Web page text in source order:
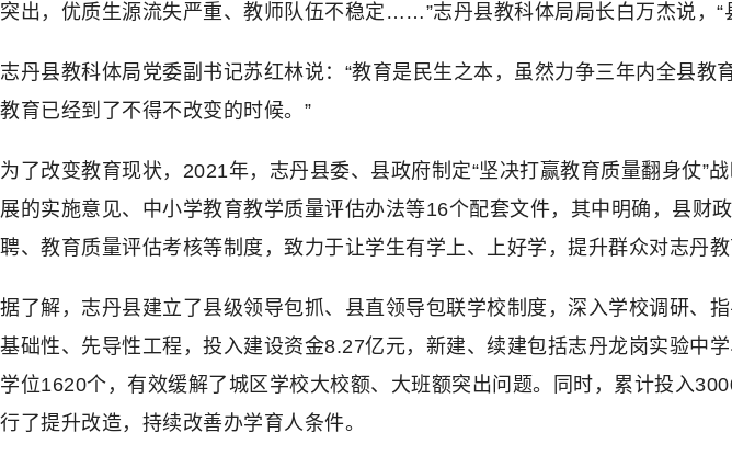
突出，优质生源流失严重、教师队伍不稳定……”志丹县教科体局局长白万杰说
志丹县教科体局党委副书记苏红林说：“教育是民生之本，虽然力争三年内全县
教育已经到了不得不改变的时候。”
为了改变教育现状，2021年，志丹县委、县政府制定“坚决打赢教育质量翻身仗”
展的实施意见、中小学教育教学质量评估办法等16个配套文件，其中明确，县
聘、教育质量评估考核等制度，致力于让学生有学上、上好学，提升群众对志丹教
据了解，志丹县建立了县级领导包抓、县直领导包联学校制度，深入学校调研、
基础性、先导性工程，投入建设资金8.27亿元，新建、续建包括志丹龙岗实验中
学位1620个，有效缓解了城区学校大校额、大班额突出问题。同时，累计投入
行了提升改造，持续改善办学育人条件。